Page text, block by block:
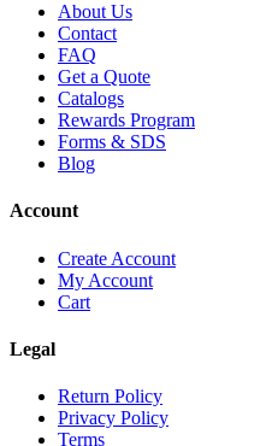
About Us
Contact
FAQ
Get a Quote
Catalogs
Rewards Program
Forms & SDS
Blog
Account
Create Account
My Account
Cart
Legal
Return Policy
Privacy Policy
Terms